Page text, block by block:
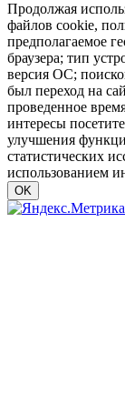
Продолжая
файлов cookie,
предполагаемое
браузера; тип
версия ОС;
был переход на
проведенное
интересы
улучшения
статистических
использованием
OK